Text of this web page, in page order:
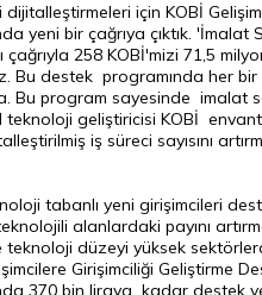
dijitalleştirmeleri için KOBİ
yeni bir çağrıya çıktık. 'İmalat
çağrıyla 258 KOBİ'mizi 71,5
Bu destek programında her bir
Bu program sayesinde imalat
teknoloji geliştiricisi KOBİ
iş süreci sayısını
tabanlı yeni girişimcileri
alanlardaki payını
düzeyi yüksek
Girişimciliği Geliştirme
370 bin liraya kadar destek